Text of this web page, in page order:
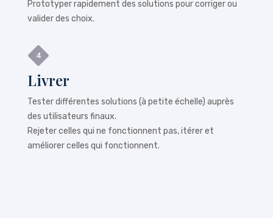
Prototyper rapidement des solutions pour corriger ou
valider des choix.
Livrer
Tester différentes solutions (à petite échelle) auprès
des utilisateurs finaux.
Rejeter celles qui ne fonctionnent pas, itérer et
améliorer celles qui fonctionnent.